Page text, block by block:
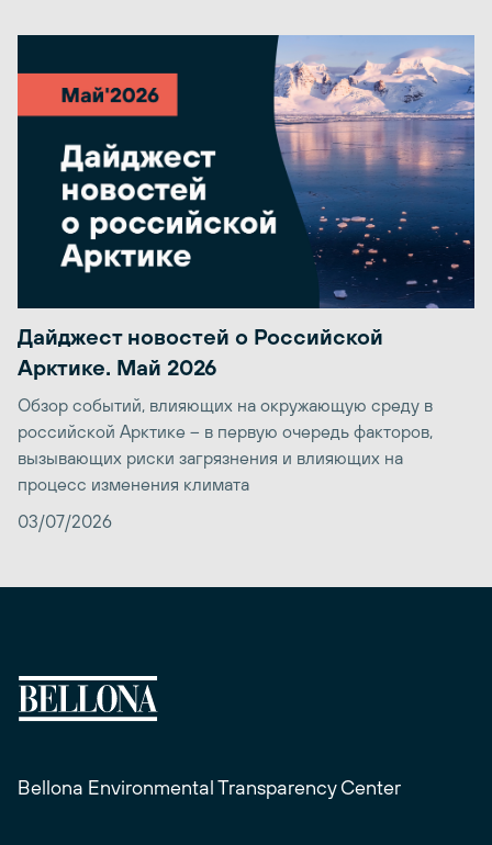
Дайджест новостей о Российской
Арктике. Май 2026
Обзор событий, влияющих на окружающую среду в
российской Арктике – в первую очередь факторов,
вызывающих риски загрязнения и влияющих на
процесс изменения климата
03/07/2026
Bellona Environmental Transparency Center